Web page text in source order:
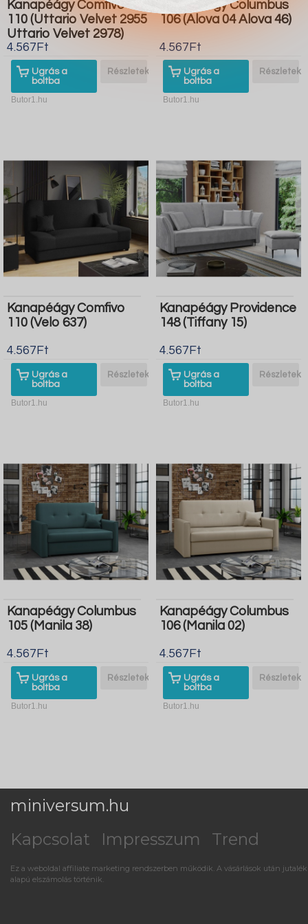
Kanapéágy Comfivo
110 (Uttario Velvet 2955
Uttario Velvet 2978)
4.567Ft
Ugrás a
boltba
Részletek
Butor1.hu
Kanapéágy Columbus
106 (Alova 04 Alova 46)
4.567Ft
Ugrás a
boltba
Részletek
Butor1.hu
Kanapéágy Comfivo
110 (Velo 637)
4.567Ft
Ugrás a
boltba
Részletek
Butor1.hu
Kanapéágy Providence
148 (Tiffany 15)
4.567Ft
Ugrás a
boltba
Részletek
Butor1.hu
Kanapéágy Columbus
105 (Manila 38)
4.567Ft
Ugrás a
boltba
Részletek
Butor1.hu
Kanapéágy Columbus
106 (Manila 02)
4.567Ft
Ugrás a
boltba
Részletek
Butor1.hu
miniversum.hu
Kapcsolat
Impresszum Trend
Ez a weboldal affiliate marketing rendszerben működik. A vásárlások után jutalék
alapú elszámolás történik.